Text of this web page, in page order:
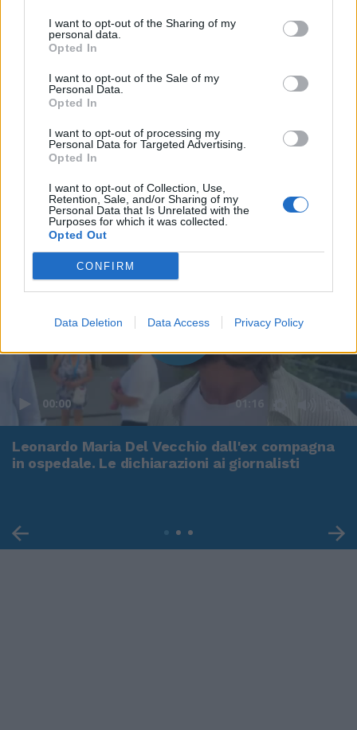
I want to opt-out of the Sharing of my
personal data.
Opted In
I want to opt-out of the Sale of my
Personal Data.
Opted In
I want to opt-out of processing my
Personal Data for Targeted Advertising.
Opted In
I want to opt-out of Collection, Use,
Retention, Sale, and/or Sharing of my
Personal Data that Is Unrelated with the
Purposes for which it was collected.
Opted Out
CONFIRM
Data Deletion Data Access Privacy Policy
00:00 01:16
Leonardo Maria Del Vecchio dall'ex compagna
in ospedale. Le dichiarazioni ai giornalisti